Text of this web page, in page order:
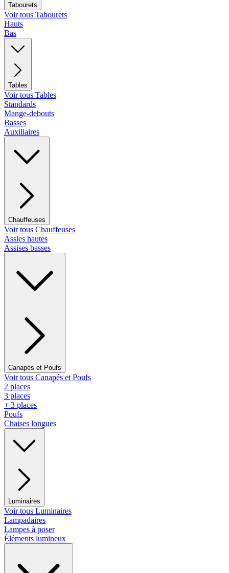
Tabourets
Voir tous Tabourets
Hauts
Bas
Tables
Voir tous Tables
Standards
Mange-debouts
Basses
Auxiliaires
Chauffeuses
Voir tous Chauffeuses
Assies hautes
Assises basses
Canapés et Poufs
Voir tous Canapés et Poufs
2 places
3 places
+ 3 places
Poufs
Chaises longues
Luminaires
Voir tous Luminaires
Lampadaires
Lampes à poser
Éléments lumineux